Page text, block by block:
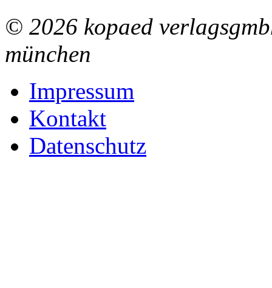
© 2026 kopaed
münchen
Impressum
Kontakt
Datenschutz